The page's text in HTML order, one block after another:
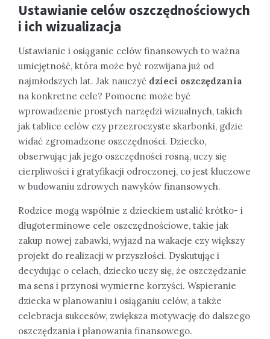
Ustawianie celów oszczędnościowych
i ich wizualizacja
Ustawianie i osiąganie celów finansowych to ważna
umiejętność, która może być rozwijana już od
najmłodszych lat. Jak nauczyć dzieci oszczędzania
na konkretne cele? Pomocne może być
wprowadzenie prostych narzędzi wizualnych, takich
jak tablice celów czy przezroczyste skarbonki, gdzie
widać zgromadzone oszczędności. Dziecko,
obserwując jak jego oszczędności rosną, uczy się
cierpliwości i gratyfikacji odroczonej, co jest kluczowe
w budowaniu zdrowych nawyków finansowych.
Rodzice mogą wspólnie z dzieckiem ustalić krótko- i
długoterminowe cele oszczędnościowe, takie jak
zakup nowej zabawki, wyjazd na wakacje czy większy
projekt do realizacji w przyszłości. Dyskutując i
decydując o celach, dziecko uczy się, że oszczędzanie
ma sens i przynosi wymierne korzyści. Wspieranie
dziecka w planowaniu i osiąganiu celów, a także
celebracja sukcesów, zwiększa motywację do dalszego
oszczędzania i planowania finansowego.